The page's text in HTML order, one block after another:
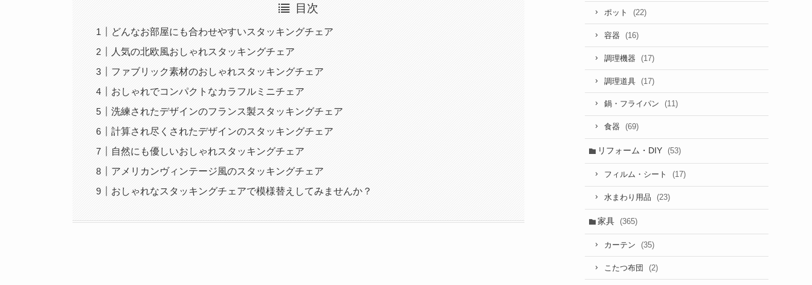
目次
どんなお部屋にも合わせやすいスタッキングチェア
人気の北欧風おしゃれスタッキングチェア
ファブリック素材のおしゃれスタッキングチェア
おしゃれでコンパクトなカラフルミニチェア
洗練されたデザインのフランス製スタッキングチェア
計算され尽くされたデザインのスタッキングチェア
自然にも優しいおしゃれスタッキングチェア
アメリカンヴィンテージ風のスタッキングチェア
おしゃれなスタッキングチェアで模様替えしてみませんか？
ポット (22)
容器 (16)
調理機器 (17)
調理道具 (17)
鍋・フライパン (11)
食器 (69)
リフォーム・DIY (53)
フィルム・シート (17)
水まわり用品 (23)
家具 (365)
カーテン (35)
こたつ布団 (2)